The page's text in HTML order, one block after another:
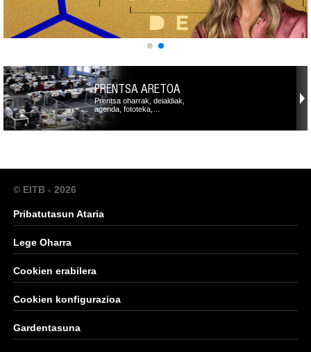
PRENTSA ARETOA
Prentsa oharrak, deialdiak,
agenda, fototeka,…
© EITB - 2026
Pribatutasun Ataria
Lege Oharra
Cookien erabilera
Cookien konfigurazioa
Gardentasuna